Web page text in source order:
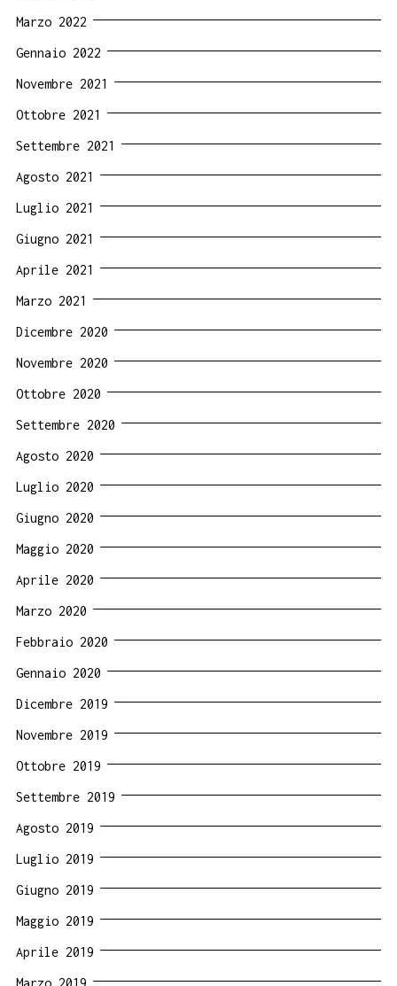
Marzo 2022
Gennaio 2022
Novembre 2021
Ottobre 2021
Settembre 2021
Agosto 2021
Luglio 2021
Giugno 2021
Aprile 2021
Marzo 2021
Dicembre 2020
Novembre 2020
Ottobre 2020
Settembre 2020
Agosto 2020
Luglio 2020
Giugno 2020
Maggio 2020
Aprile 2020
Marzo 2020
Febbraio 2020
Gennaio 2020
Dicembre 2019
Novembre 2019
Ottobre 2019
Settembre 2019
Agosto 2019
Luglio 2019
Giugno 2019
Maggio 2019
Aprile 2019